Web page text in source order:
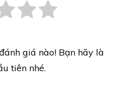
giá nào! Bạn hãy là
tiên nhé.